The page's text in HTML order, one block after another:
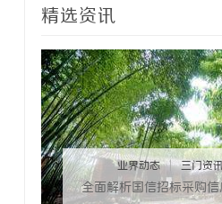
精选资讯
业界动态 | 三门资
全面解析国信招标采购